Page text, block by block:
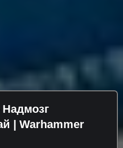
Надмозг
| Warhammer